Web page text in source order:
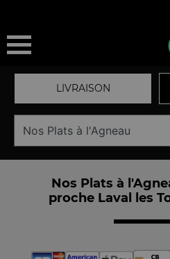
LIVRAISON
Nos Plats à
proche Laval les